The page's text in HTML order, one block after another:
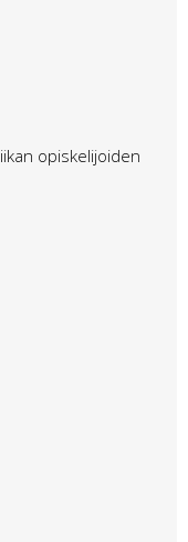
opiskelijoiden